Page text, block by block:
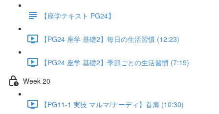
【座学テキスト PG24】
【PG24 座学 基礎2】毎日の生活習慣 (12:23)
【PG24 座学 基礎2】季節ごとの生活習慣 (7:19)
Week 20
【PG11-1 実技 マルマ/ナーディ】首肩 (10:30)